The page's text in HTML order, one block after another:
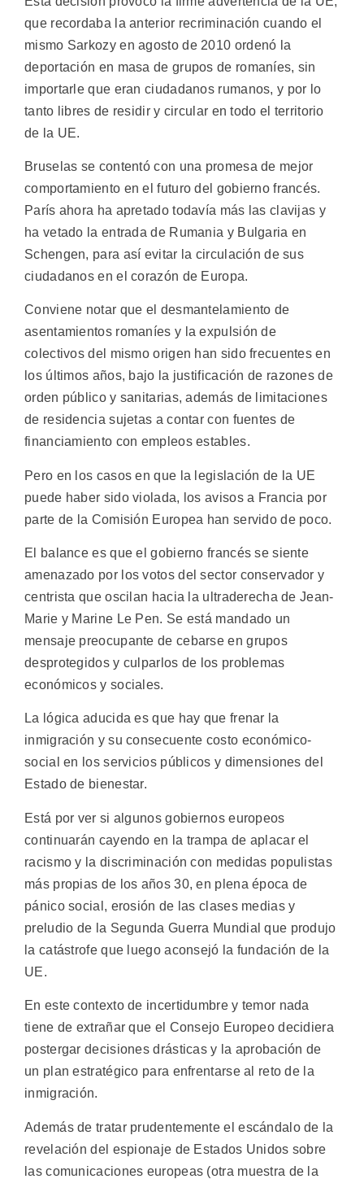
que recordaba la anterior recriminación cuando el
mismo Sarkozy en agosto de 2010 ordenó la
deportación en masa de grupos de romaníes, sin
importarle que eran ciudadanos rumanos, y por lo
tanto libres de residir y circular en todo el territorio
de la UE.
Bruselas se contentó con una promesa de mejor
comportamiento en el futuro del gobierno francés.
París ahora ha apretado todavía más las clavijas y
ha vetado la entrada de Rumania y Bulgaria en
Schengen, para así evitar la circulación de sus
ciudadanos en el corazón de Europa.
Conviene notar que el desmantelamiento de
asentamientos romaníes y la expulsión de
colectivos del mismo origen han sido frecuentes en
los últimos años, bajo la justificación de razones de
orden público y sanitarias, además de limitaciones
de residencia sujetas a contar con fuentes de
financiamiento con empleos estables.
Pero en los casos en que la legislación de la UE
puede haber sido violada, los avisos a Francia por
parte de la Comisión Europea han servido de poco.
El balance es que el gobierno francés se siente
amenazado por los votos del sector conservador y
centrista que oscilan hacia la ultraderecha de Jean-
Marie y Marine Le Pen. Se está mandado un
mensaje preocupante de cebarse en grupos
desprotegidos y culparlos de los problemas
económicos y sociales.
La lógica aducida es que hay que frenar la
inmigración y su consecuente costo económico-
social en los servicios públicos y dimensiones del
Estado de bienestar.
Está por ver si algunos gobiernos europeos
continuarán cayendo en la trampa de aplacar el
racismo y la discriminación con medidas populistas
más propias de los años 30, en plena época de
pánico social, erosión de las clases medias y
preludio de la Segunda Guerra Mundial que produjo
la catástrofe que luego aconsejó la fundación de la
UE.
En este contexto de incertidumbre y temor nada
tiene de extrañar que el Consejo Europeo decidiera
postergar decisiones drásticas y la aprobación de
un plan estratégico para enfrentarse al reto de la
inmigración.
Además de tratar prudentemente el escándalo de la
revelación del espionaje de Estados Unidos sobre
las comunicaciones europeas (otra muestra de la